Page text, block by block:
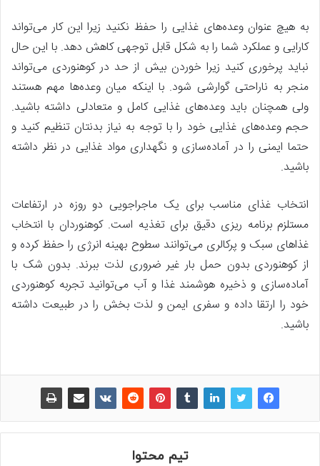
به هیچ عنوان وعده‌های غذایی را حفظ نکنید زیرا این کار می‌تواند
کارایی و عملکرد شما را به شکل قابل توجهی کاهش دهد. با این حال
نباید پرخوری کنید زیرا خوردن بیش از حد در کوهنوردی می‌تواند
منجر به ناراحتی گوارشی شود. با اینکه میان وعده‌ها مهم هستند
ولی همچنان باید وعده‌های غذایی کامل و متعادلی داشته باشید.
حجم وعده‌های غذایی خود را با توجه به نیاز بدنتان تنظیم کنید و
حتما ایمنی را در آماده‌سازی و نگهداری مواد غذایی در نظر داشته
باشید.
انتخاب غذای مناسب برای یک ماجراجویی دو روزه در ارتفاعات
مستلزم برنامه ریزی دقیق برای تغذیه است. کوهنوردان با انتخاب
غذاهای سبک و پرکالری می‌توانند سطوح بهینه انرژی را حفظ کرده و
از کوهنوردی بدون حمل بار غیر ضروری لذت ببرند. بدون شک با
آماده‌سازی و ذخیره هوشمند غذا و آب می‌توانید تجربه کوهنوردی
خود را ارتقا داده و سفری ایمن و لذت بخش را در طبیعت داشته
باشید.
تیم محتوا